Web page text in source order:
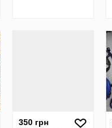
350 грн